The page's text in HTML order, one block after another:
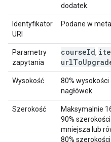
dodatek.
Identyfikator
URI
Podane w
Parametry
zapytania
courseId,
urlTo
Wysokość
80%
nagłówek
Szerokość
Maksymalnie
90%
mniejsza lub
80%